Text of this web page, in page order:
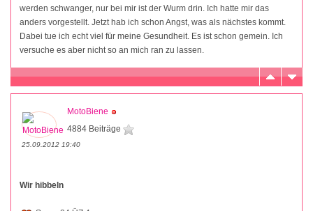
werden schwanger, nur bei mir ist der Wurm drin. Ich hatte mir das
anders vorgestellt. Jetzt hab ich schon Angst, was als nächstes kommt.
Dabei tue ich echt viel für meine Gesundheit. Es ist schon gemein. Ich
versuche es aber nicht so an mich ran zu lassen.
MotoBiene
4884 Beiträge
25.09.2012 19:40
Wir hibbeln